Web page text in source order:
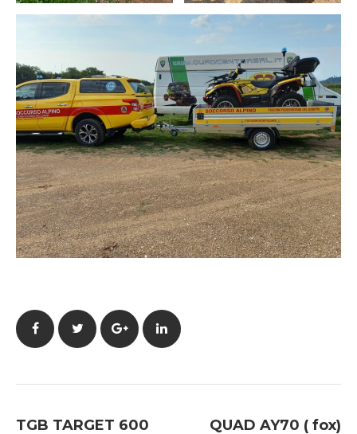
FacebookTwitter Google+LinkedIn
Navigazione
TGB TARGET 600
QUAD AY70 ( fox)